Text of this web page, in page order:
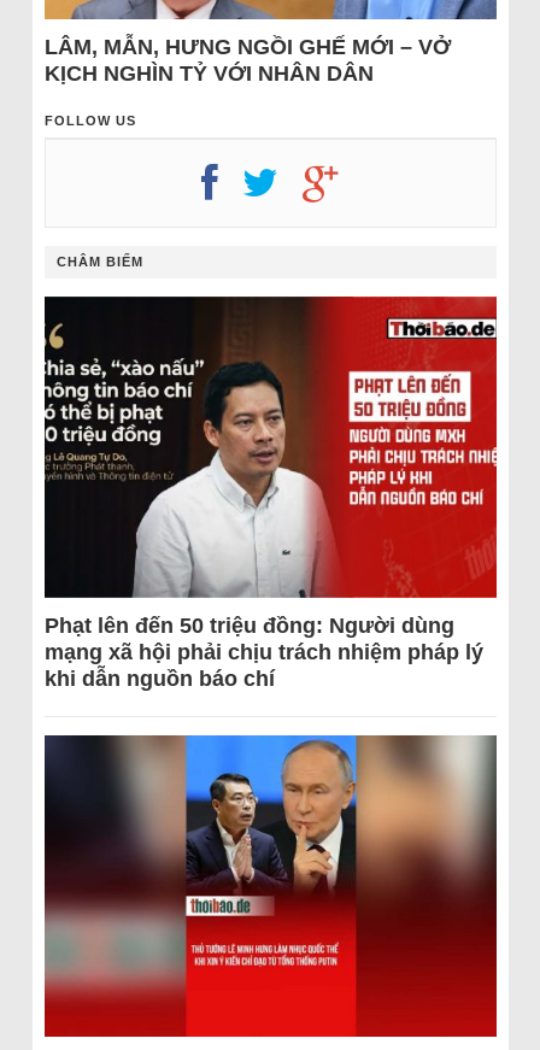
LÂM, MẪN, HƯNG NGỒI GHẾ MỚI – VỞ
KỊCH NGHÌN TỶ VỚI NHÂN DÂN
FOLLOW US
CHÂM BIẾM
Phạt lên đến 50 triệu đồng: Người dùng
mạng xã hội phải chịu trách nhiệm pháp lý
khi dẫn nguồn báo chí